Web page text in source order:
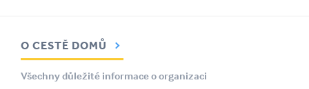
O CESTĚ DOMŮ
Všechny důležité informace o organizaci